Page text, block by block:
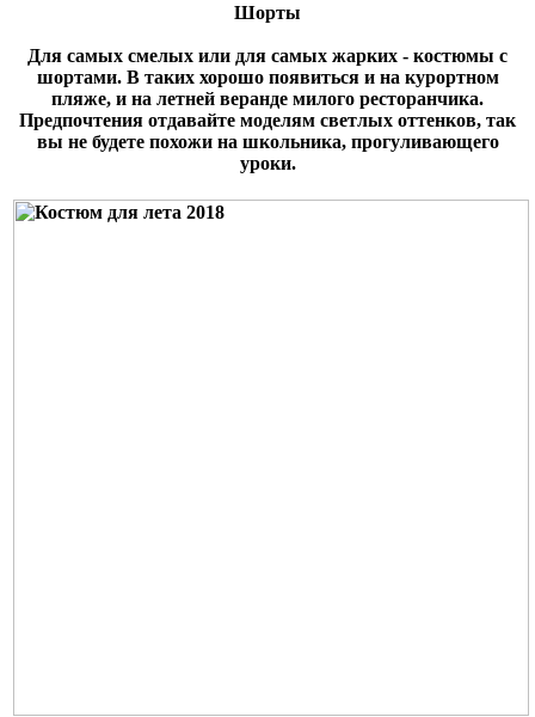
Шорты
Для самых смелых или для самых жарких - костюмы с
шортами. В таких хорошо появиться и на курортном
пляже, и на летней веранде милого ресторанчика.
Предпочтения отдавайте моделям светлых оттенков, так
вы не будете похожи на школьника, прогуливающего
уроки.